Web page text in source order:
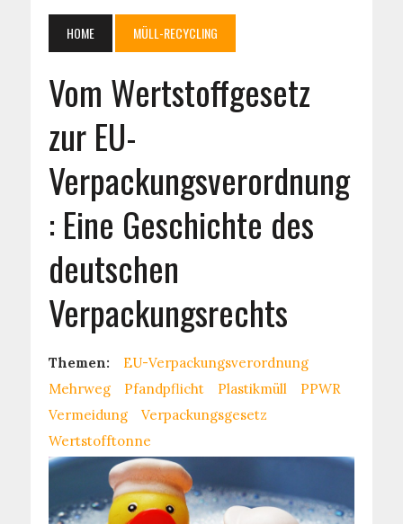
HOME MÜLL-RECYCLING
Vom Wertstoffgesetz
zur EU-
Verpackungsverordnung
: Eine Geschichte des
deutschen
Verpackungsrechts
Themen:
EU-Verpackungsverordnung
Mehrweg
Pfandpflicht Plastikmüll
PPWR
Vermeidung
Verpackungsgesetz
Wertstofftonne